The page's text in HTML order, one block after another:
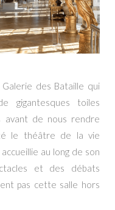
des Bataille qui
gigantesques toiles
avant de nous rendre
le théâtre de la vie
au long de son
et des débats
pas cette salle hors